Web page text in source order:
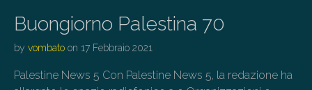
Buongiorno Palestina 70
by vombato on 17 Febbraio 2021
Palestine News 5 Con Palestine News 5, la redazione ha